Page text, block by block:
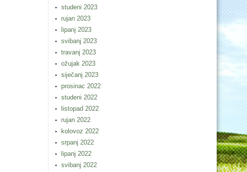
studeni 2023
rujan 2023
lipanj 2023
svibanj 2023
travanj 2023
ožujak 2023
siječanj 2023
prosinac 2022
studeni 2022
listopad 2022
rujan 2022
kolovoz 2022
srpanj 2022
lipanj 2022
svibanj 2022